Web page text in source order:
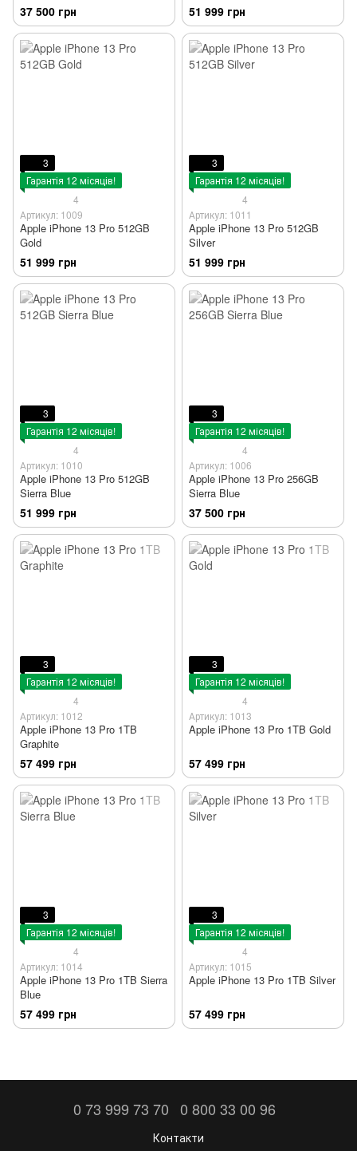
37 500 грн 51 999 грн
3
Гарантія 12 місяців!
4
Артикул: 1009
Apple iPhone 13 Pro 512GB
Gold
51 999 грн
3
Гарантія 12 місяців!
4
Артикул: 1011
Apple iPhone 13 Pro 512GB
Silver
51 999 грн
3
Гарантія 12 місяців!
4
Артикул: 1010
Apple iPhone 13 Pro 512GB
Sierra Blue
51 999 грн
3
Гарантія 12 місяців!
4
Артикул: 1006
Apple iPhone 13 Pro 256GB
Sierra Blue
37 500 грн
3
Гарантія 12 місяців!
4
Артикул: 1012
Apple iPhone 13 Pro 1TB
Graphite
57 499 грн
3
Гарантія 12 місяців!
4
Артикул: 1013
Apple iPhone 13 Pro 1TB Gold
57 499 грн
3
Гарантія 12 місяців!
4
Артикул: 1014
Apple iPhone 13 Pro 1TB Sierra
Blue
57 499 грн
3
Гарантія 12 місяців!
4
Артикул: 1015
Apple iPhone 13 Pro 1TB Silver
57 499 грн
0 73 999 73 70 0 800 33 00 96
Контакти